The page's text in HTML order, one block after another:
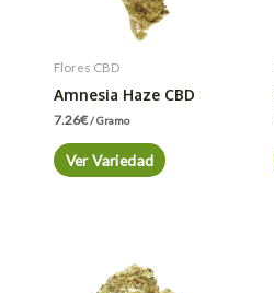
Flores CBD
Amnesia Haze CBD
7.26€/ Gramo
Ver Variedad